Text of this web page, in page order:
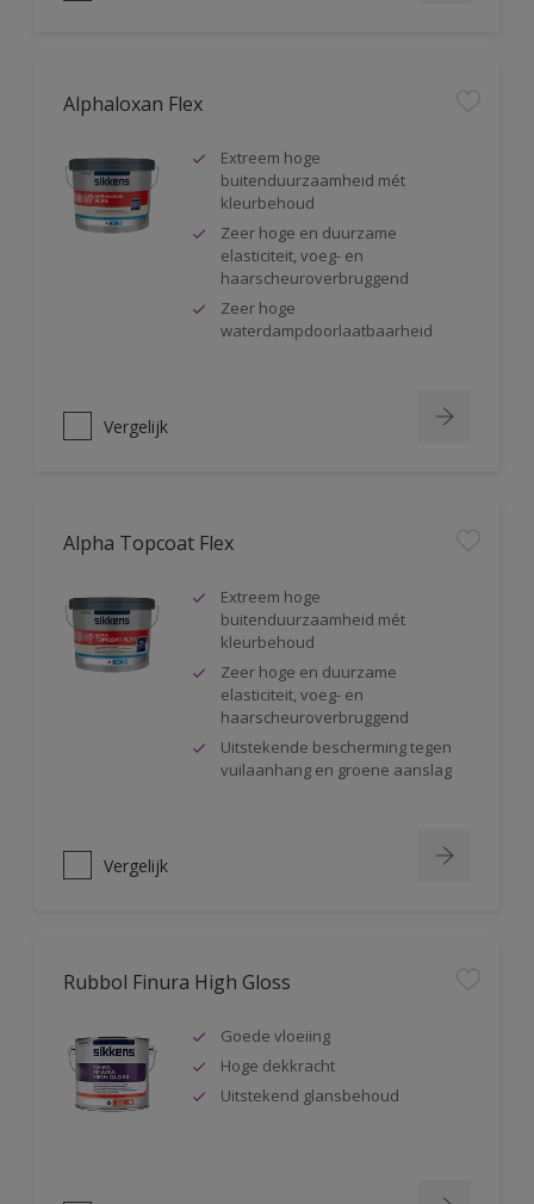
Alphaloxan Flex
Extreem hoge
buitenduurzaamheid mét
kleurbehoud
Zeer hoge en duurzame
elasticiteit, voeg- en
haarscheuroverbruggend
Zeer hoge
waterdampdoorlaatbaarheid
Vergelijk
Alpha Topcoat Flex
Extreem hoge
buitenduurzaamheid mét
kleurbehoud
Zeer hoge en duurzame
elasticiteit, voeg- en
haarscheuroverbruggend
Uitstekende bescherming tegen
vuilaanhang en groene aanslag
Vergelijk
Rubbol Finura High Gloss
Goede vloeiing
Hoge dekkracht
Uitstekend glansbehoud